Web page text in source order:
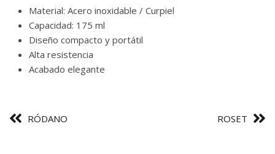
Material: Acero inoxidable / Curpiel
Capacidad: 175 ml
Diseño compacto y portátil
Alta resistencia
Acabado elegante
RÓDANO ROSET